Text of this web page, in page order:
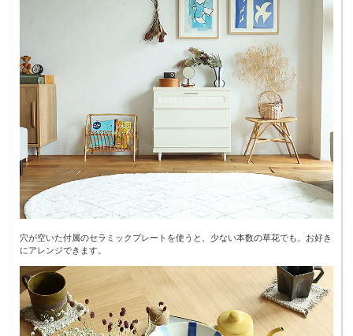
穴が空いた付属のセラミックプレートを使うと、少ない本数の草花でも、お好き
にアレンジできます。